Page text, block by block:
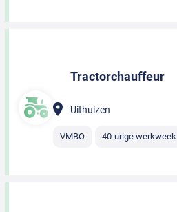
Tractorchauffeur
Uithuizen
VMBO 40-urige werkweek